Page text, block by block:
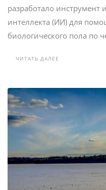
разработало инструмент
интеллекта (ИИ) для
биологического пола по
ЧИТАТЬ ДАЛЕЕ